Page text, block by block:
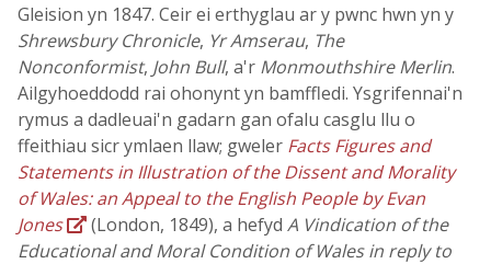
Gleision yn 1847. Ceir ei erthyglau ar y pwnc hwn yn y
Shrewsbury Chronicle, Yr Amserau, The
Nonconformist, John Bull, a'r Monmouthshire Merlin.
Ailgyhoeddodd rai ohonynt yn bamffledi. Ysgrifennai'n
rymus a dadleuai'n gadarn gan ofalu casglu llu o
ffeithiau sicr ymlaen llaw; gweler Facts Figures and
Statements in Illustration of the Dissent and Morality
of Wales: an Appeal to the English People by Evan
Jones
(London, 1849), a hefyd A Vindication of the
Educational and Moral Condition of Wales in reply to